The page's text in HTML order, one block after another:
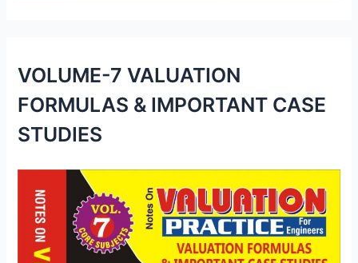
VOLUME-7 VALUATION
FORMULAS & IMPORTANT CASE
STUDIES